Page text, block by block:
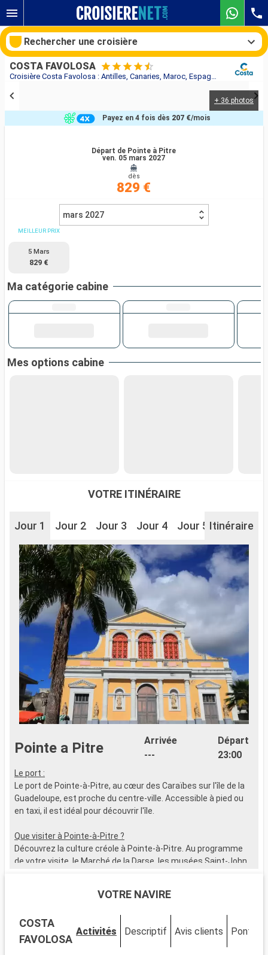
Croisière Costa Favolosa : Antilles, Canaries, Maroc, Espagne au départ de Pointe à Pitre
COSTA FAVOLOSA
+ 36 photos
Départ de Pointe à Pitre
ven. 05 mars 2027
dès
829 €
Payez en 4 fois dès 207 €/mois
mars 2027
MEILLEUR PRIX
5 Mars
829 €
Ma catégorie cabine
Mes options cabine
VOTRE ITINÉRAIRE
Jour 1 Jour 2 Jour 3 Jour 4 Jour 5 Jour 6
Itinéraire
Pointe a Pitre
Arrivée
---
Départ
23:00
Le port :
Le port de Pointe-à-Pitre, au cœur des Caraïbes sur l'île de la
Guadeloupe, est proche du centre-ville. Accessible à pied ou
en taxi, il est idéal pour découvrir l'île.
Que visiter à Pointe-à-Pitre ?
Découvrez la culture créole à Pointe-à-Pitre. Au programme
de votre visite, le Marché de la Darse, les musées Saint-John
Autour de Pointe-à-Pitre, les sites à explorer ne manquent pas
: les Chutes du Carbet, la plage de Gosier, le Parc National de la
Guadeloupe, les ruines du Fort Fleur d'Épée...
VOTRE NAVIRE
COSTA
FAVOLOSA
Activités Descriptif Avis clients Ponts
Rechercher une croisière
Compagnies
Rechercher